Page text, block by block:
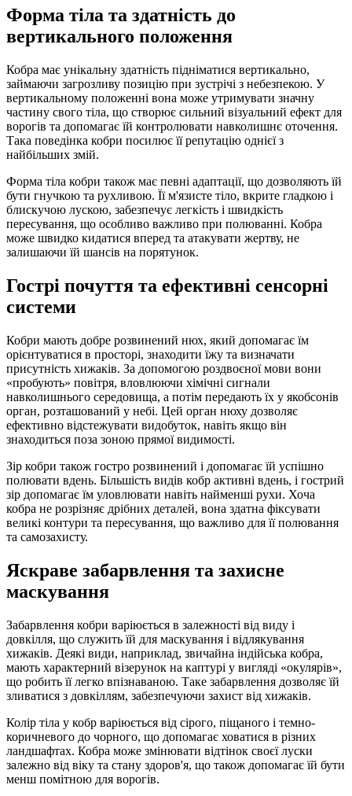
Форма тіла та здатність до
вертикального положення
Кобра має унікальну здатність підніматися вертикально,
займаючи загрозливу позицію при зустрічі з небезпекою. У
вертикальному положенні вона може утримувати значну
частину свого тіла, що створює сильний візуальний ефект для
ворогів та допомагає їй контролювати навколишнє оточення.
Така поведінка кобри посилює її репутацію однієї з
найбільших змій.
Форма тіла кобри також має певні адаптації, що дозволяють їй
бути гнучкою та рухливою. Її м'язисте тіло, вкрите гладкою і
блискучою лускою, забезпечує легкість і швидкість
пересування, що особливо важливо при полюванні. Кобра
може швидко кидатися вперед та атакувати жертву, не
залишаючи їй шансів на порятунок.
Гострі почуття та ефективні сенсорні
системи
Кобри мають добре розвинений нюх, який допомагає їм
орієнтуватися в просторі, знаходити їжу та визначати
присутність хижаків. За допомогою роздвоєної мови вони
«пробують» повітря, вловлюючи хімічні сигнали
навколишнього середовища, а потім передають їх у якобсонів
орган, розташований у небі. Цей орган нюху дозволяє
ефективно відстежувати видобуток, навіть якщо він
знаходиться поза зоною прямої видимості.
Зір кобри також гостро розвинений і допомагає їй успішно
полювати вдень. Більшість видів кобр активні вдень, і гострий
зір допомагає їм уловлювати навіть найменші рухи. Хоча
кобра не розрізняє дрібних деталей, вона здатна фіксувати
великі контури та пересування, що важливо для її полювання
та самозахисту.
Яскраве забарвлення та захисне
маскування
Забарвлення кобри варіюється в залежності від виду і
довкілля, що служить їй для маскування і відлякування
хижаків. Деякі види, наприклад, звичайна індійська кобра,
мають характерний візерунок на каптурі у вигляді «окулярів»,
що робить її легко впізнаваною. Таке забарвлення дозволяє їй
зливатися з довкіллям, забезпечуючи захист від хижаків.
Колір тіла у кобр варіюється від сірого, піщаного і темно-
коричневого до чорного, що допомагає ховатися в різних
ландшафтах. Кобра може змінювати відтінок своєї луски
залежно від віку та стану здоров'я, що також допомагає їй бути
менш помітною для ворогів.